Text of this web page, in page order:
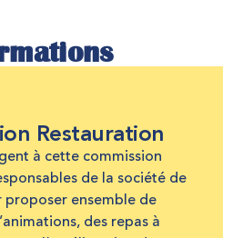
Restauration
à cette commission
de la société de
ensemble de
des repas à